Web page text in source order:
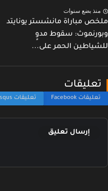
بضع سنوات
مباراة مانشستر يونايتد
سقوط مدوٍ
الحمر على...
إرسال تعليق